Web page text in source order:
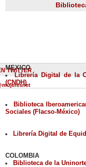
TWITTER
MEXICO
Librería Digital de la
(CNDH)
Biblioteca
Sociales (Flacso-México)
Librería Digital de
COLOMBIA
Biblioteca de la